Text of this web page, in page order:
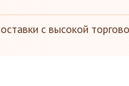
с высокой